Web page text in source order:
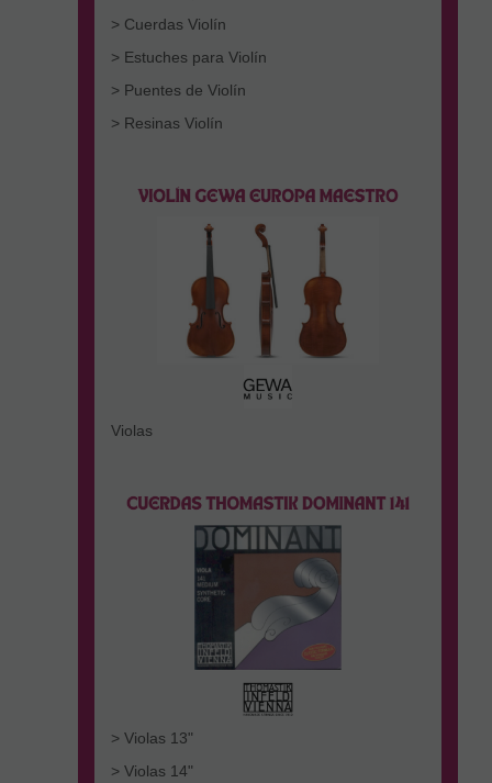
> Cuerdas Violín
> Estuches para Violín
> Puentes de Violín
> Resinas Violín
Violas
> Violas 13"
> Violas 14"